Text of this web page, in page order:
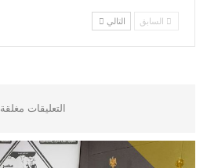
السابق التالي
التعليقات مغلقة.